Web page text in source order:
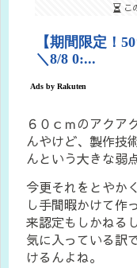
こ
６０ｃｍのアクア
んやけど、製作技
んという大きな弱
今更それをとやか
し手間暇かけて作
来認定もしかねる
気に入っている訳
けるんよね。